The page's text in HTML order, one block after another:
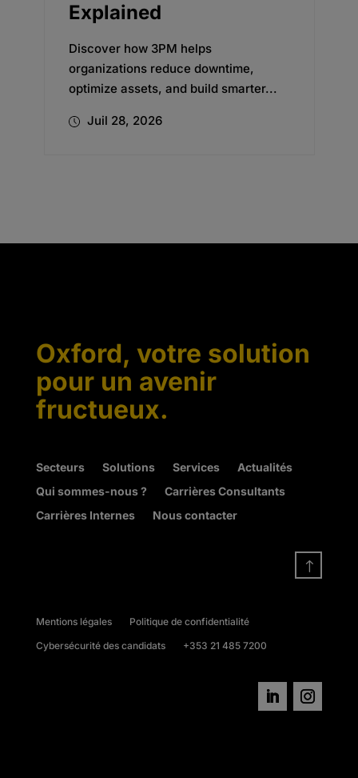
Explained
Discover how 3PM helps
organizations reduce downtime,
optimize assets, and build smarter...
Juil 28, 2026
Oxford, votre solution
pour un avenir
fructueux.
Secteurs Solutions Services
Actualités
Qui sommes-nous ?
Carrières Consultants
Carrières Internes
Nous contacter
!
Mentions légales
Politique de confidentialité
Cybersécurité des candidats
+353 21 485 7200